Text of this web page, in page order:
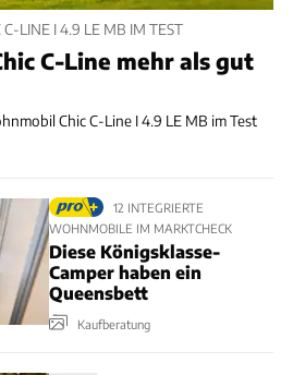
C-LINE I 4.9 LE MB IM TEST
C-Line mehr als gut
Chic C-Line I 4.9 LE MB im Test
12 INTEGRIERTE
WOHNMOBILE IM MARKTCHECK
Diese Königsklasse-
Camper haben ein
Queensbett
Kaufberatung